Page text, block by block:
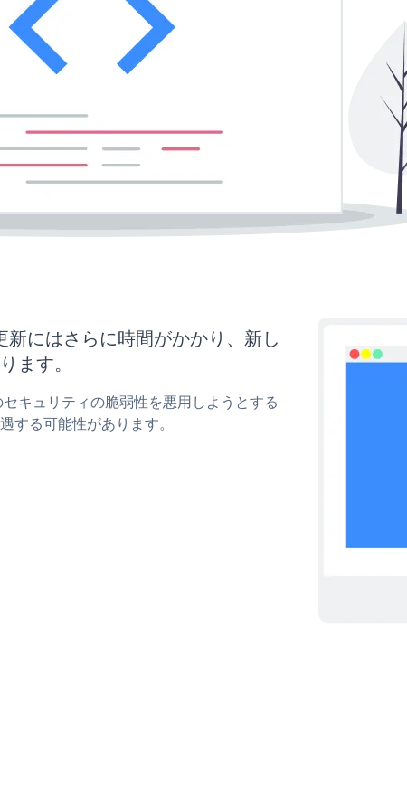
にはさらに時間がかかり、新し
ます。
キュリティの脆弱性を悪用しようとする
する可能性があります。